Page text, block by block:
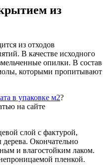
из
из отходов
В качестве исходного
опилки. В состав
которыми пропитывают
в упаковке м2?
на сайте
слой с фактурой,
Окончательно
и влагостойким лаком.
пленкой.